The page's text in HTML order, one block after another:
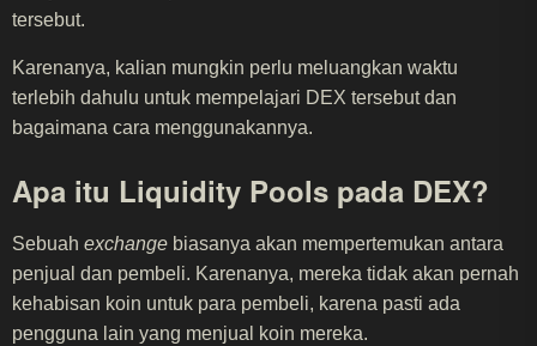
tersebut.
Karenanya, kalian mungkin perlu meluangkan waktu
terlebih dahulu untuk mempelajari DEX tersebut dan
bagaimana cara menggunakannya.
Apa itu Liquidity Pools pada DEX?
Sebuah exchange biasanya akan mempertemukan antara
penjual dan pembeli. Karenanya, mereka tidak akan pernah
kehabisan koin untuk para pembeli, karena pasti ada
pengguna lain yang menjual koin mereka.